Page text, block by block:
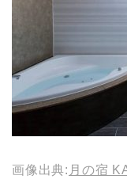
画像出典: 月の宿